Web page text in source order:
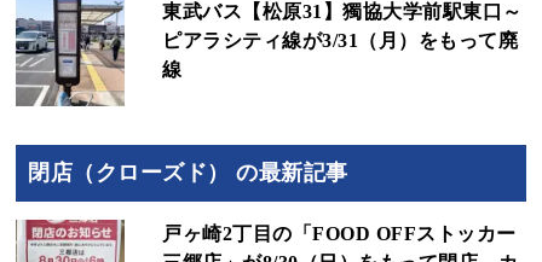
東武バス【松原31】獨協大学前駅東口～
ピアラシティ線が3/31（月）をもって廃
線
閉店（クローズド） の最新記事
戸ヶ崎2丁目の「FOOD OFFストッカー